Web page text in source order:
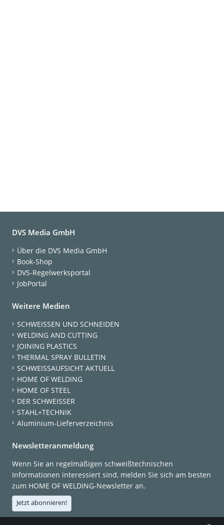
DVS Media GmbH
Über die DVS Media GmbH
Book-Shop
DVS-Regelwerksportal
JobPortal
Weitere Medien
SCHWEISSEN UND SCHNEIDEN
WELDING AND CUTTING
JOINING PLASTICS
THERMAL SPRAY BULLETIN
SCHWEISSAUFSICHT AKTUELL
HOME OF WELDING
HOME OF STEEL
DER SCHWEISSER
STAHL+TECHNIK
Aluminium-Lieferverzeichnis
Newsletteranmeldung
Wenn Sie an regelmäßigen schweißtechnischen
Informationen interessiert sind, melden Sie sich am besten
zum HOME OF WELDING-Newsletter an.
Jetzt abonnieren!